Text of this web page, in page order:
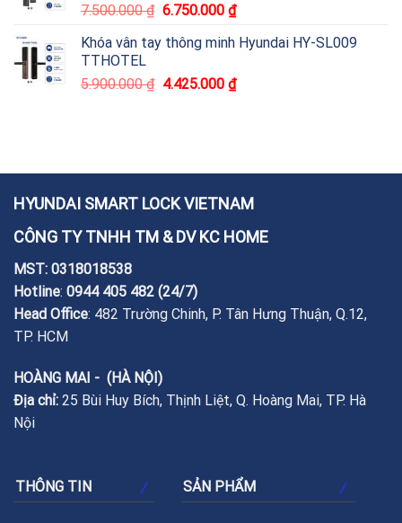
7.500.000₫ 6.750.000 ₫
Khóa vân tay thông minh Hyundai HY-SL009
TTHOTEL
5.900.000₫ 4.425.000 ₫
HYUNDAI SMART LOCK VIETNAM
CÔNG TY TNHH TM & DV KC HOME
MST: 0318018538
Hotline: 0944 405 482 (24/7)
Head Office: 482 Trường Chinh, P. Tân Hưng Thuận, Q.12,
TP. HCM
HOÀNG MAI - (HÀ NỘI)
Địa chỉ: 25 Bùi Huy Bích, Thịnh Liệt, Q. Hoàng Mai, TP. Hà
Nội
THÔNG TIN SẢN PHẨM